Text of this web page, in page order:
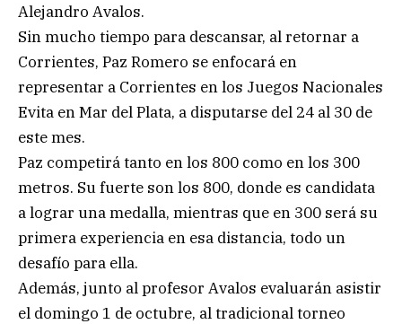
Alejandro Avalos.
Sin mucho tiempo para descansar, al retornar a
Corrientes, Paz Romero se enfocará en
representar a Corrientes en los Juegos Nacionales
Evita en Mar del Plata, a disputarse del 24 al 30 de
este mes.
Paz competirá tanto en los 800 como en los 300
metros. Su fuerte son los 800, donde es candidata
a lograr una medalla, mientras que en 300 será su
primera experiencia en esa distancia, todo un
desafío para ella.
Además, junto al profesor Avalos evaluarán asistir
el domingo 1 de octubre, al tradicional torneo